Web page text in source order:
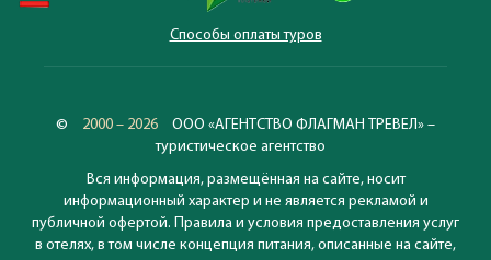
Способы оплаты туров
© 2000 – 2026
ООО «АГЕНТСТВО ФЛАГМАН ТРЕВЕЛ» –
туристическое агентство
Вся информация, размещённая на сайте, носит
информационный характер и не является рекламой и
публичной офертой. Правила и условия предоставления услуг
в отелях, в том числе концепция питания, описанные на сайте,